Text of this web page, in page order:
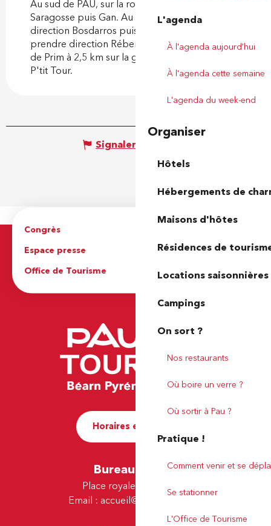
L'agenda
À l'agenda aujourd'hui
À l'agenda cette semaine
L'agenda du week-end
Organiser
Hôtels
Hébergements de
Maisons d'hôtes
Résidences de
Locations saisonnières
Campings
On sort ?
Nos restaurants
Où boire un verre ?
Où sortir à Pau ?
Pratique !
Comment venir et se
Se stationner
L'Office de Tourisme
Au sud de PAU, sur la rocade direction
Saragosse puis Gan. Au centre ville de Gan,
direction Bosdarros puis au village, à l'église
prendre direction Rébenacq jusqu'au chemin
de Prim à 2,5 km sur la gauche. Suivre panneaux
P'tit Tour.
Signaler une erreur
Congrès
Espace presse
Brochures
Office de Tourisme
Horaires et contact
Bureau de Pau
Place royale - 64000 Pau
Email : accueil@tourismepau.fr